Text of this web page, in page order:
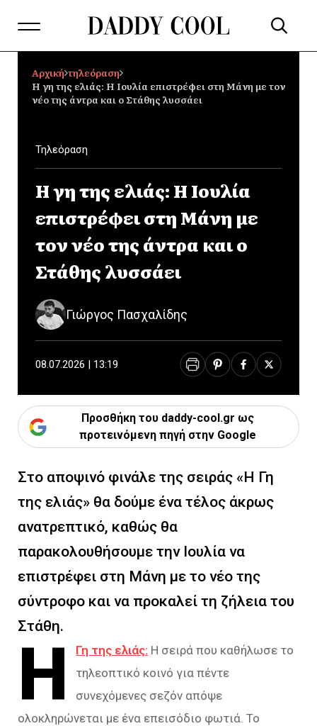
Αρχική τηλεόραση
Η γη της ελιάς: Η Ιουλία επιστρέφει στη Μάνη με τον
νέο της άντρα και ο Στάθης λυσσάει
Τηλεόραση
Η γη της ελιάς: Η Ιουλία
επιστρέφει στη Μάνη με
τον νέο της άντρα και ο
Στάθης λυσσάει
Γιώργος Πασχαλίδης
08.07.2026 | 13:19
Προσθήκη του daddy-cool.gr ως
προτεινόμενη πηγή στην Google
Στο αποψινό φινάλε της σειράς «Η Γη
της ελιάς» θα δούμε ένα τέλος άκρως
ανατρεπτικό, καθώς θα
παρακολουθήσουμε την Ιουλία να
επιστρέφει στη Μάνη με το νέο της
σύντροφο και να προκαλεί τη ζήλεια του
Στάθη.
Η Γη της ελιάς: Η σειρά που καθήλωσε το
τηλεοπτικό κοινό για πέντε
συνεχόμενες σεζόν απόψε
ολοκληρώνεται με ένα επεισόδιο φωτιά. Το